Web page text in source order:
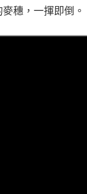
穗，一揮即倒。